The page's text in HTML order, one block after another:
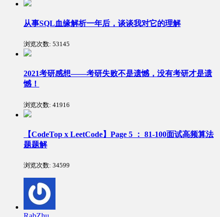
从事SQL血缘解析一年后，谈谈我对它的理解
浏览次数: 53145
2021考研感想——考研失败不是遗憾，没有考研才是遗
憾！
浏览次数: 41916
【CodeTop x LeetCode】Page 5 ： 81-100面试高频算法
题题解
浏览次数: 34599